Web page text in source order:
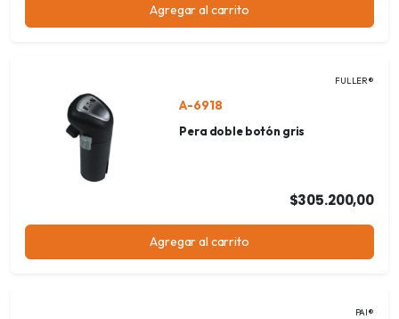
Agregar al carrito
FULLER®
A-6918
Pera doble botón gris
$305.200,00
Agregar al carrito
PAI®